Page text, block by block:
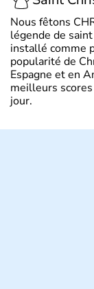
Nous fêtons
légende de
installé comme
popularité de
Espagne et en
meilleurs
jour.